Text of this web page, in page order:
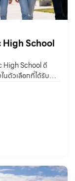
High School
High School ดี
นตัวเลือกที่ได้รับ
High School